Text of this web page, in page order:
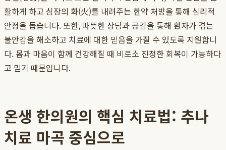
활하게 하고 심장의 화(火)를 내려주는 한약 처방을 통해 심리적
안정을 돕습니다. 또한, 따뜻한 상담과 공감을 통해 환자가 겪는
불안감을 해소하고 치료에 대한 믿음을 가질 수 있도록 지원합니
다. 몸과 마음이 함께 건강해질 때 비로소 진정한 회복이 가능하다
고 믿기 때문입니다.
온생 한의원의 핵심 치료법: 추나
치료 마곡 중심으로